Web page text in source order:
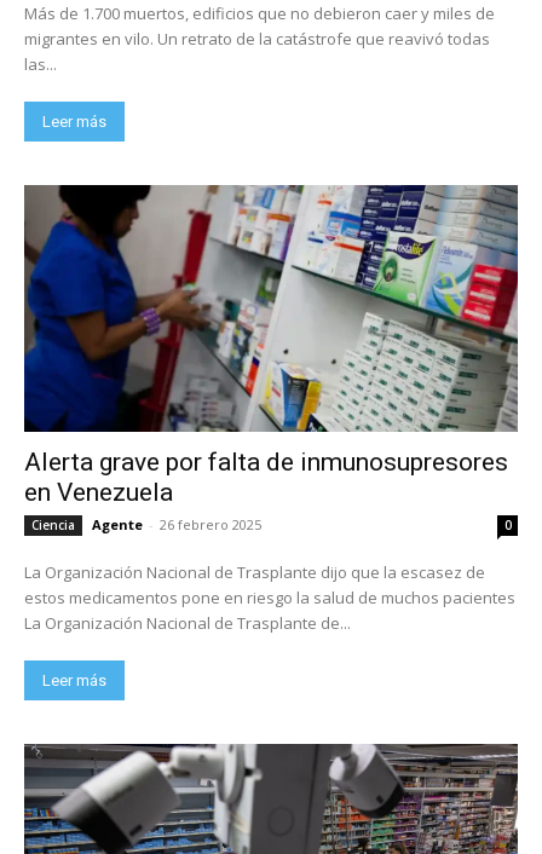
Más de 1.700 muertos, edificios que no debieron caer y miles de
migrantes en vilo. Un retrato de la catástrofe que reavivó todas
las...
Leer más
Alerta grave por falta de inmunosupresores
en Venezuela
Ciencia Agente - 26 febrero 2025 0
La Organización Nacional de Trasplante dijo que la escasez de
estos medicamentos pone en riesgo la salud de muchos pacientes
La Organización Nacional de Trasplante de...
Leer más